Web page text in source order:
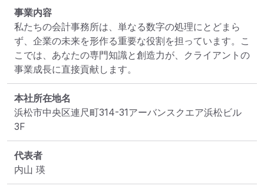
事業内容
私たちの会計事務所は、単なる数字の処理にとどまら
ず、企業の未来を形作る重要な役割を担っています。こ
こでは、あなたの専門知識と創造力が、クライアントの
事業成長に直接貢献します。
本社所在地名
浜松市中央区連尺町314-31アーバンスクエア浜松ビル
3F
代表者
内山 瑛